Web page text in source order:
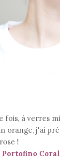
fois, à verres
orange, j'ai
!
Coral